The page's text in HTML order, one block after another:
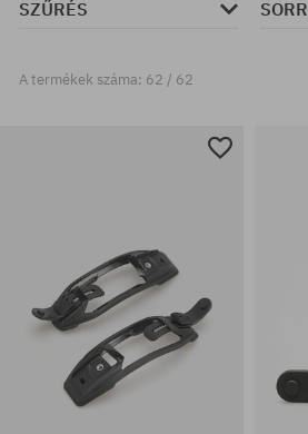
SZŰRÉS
A termékek száma: 62 / 62